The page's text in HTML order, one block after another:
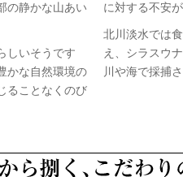
の静かな山あい
しいそうです
かな自然環境の
ることなくのび
に対する不安
北川淡水では
え、シラスウ
川や海で採捕